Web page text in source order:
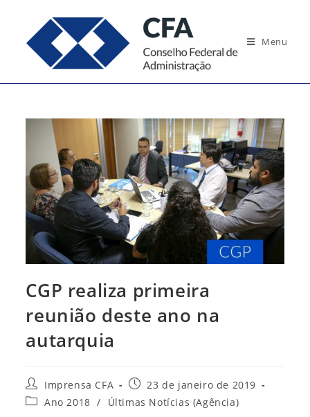
conteúdo
Menu
CGP realiza primeira
reunião deste ano na
autarquia
Autor
do
post:
Imprensa CFA
Post
publicado:
23 de janeiro de 2019
Categoria
Ano 2018 / Últimas Notícias (Agência)